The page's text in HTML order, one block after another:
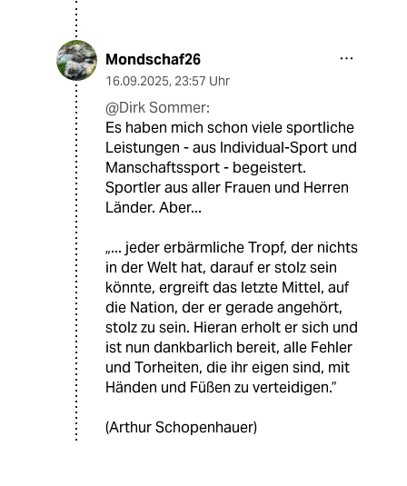
Mondschaf26
16.09.2025, 23:57 Uhr
@Dirk Sommer:
Es haben mich schon viele sportliche
Leistungen - aus Individual-Sport und
Manschaftssport - begeistert.
Sportler aus aller Frauen und Herren
Länder. Aber...
„... jeder erbärmliche Tropf, der nichts
in der Welt hat, darauf er stolz sein
könnte, ergreift das letzte Mittel, auf
die Nation, der er gerade angehört,
stolz zu sein. Hieran erholt er sich und
ist nun dankbarlich bereit, alle Fehler
und Torheiten, die ihr eigen sind, mit
Händen und Füßen zu verteidigen.”
(Arthur Schopenhauer)